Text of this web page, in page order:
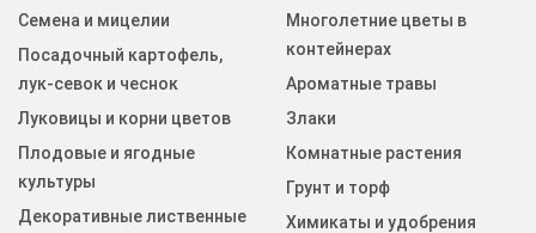
Семена и мицелии
Посадочный картофель,
лук-севок и чеснок
Луковицы и корни цветов
Плодовые и ягодные
культуры
Декоративные лиственные
Многолетние цветы в
контейнерах
Ароматные травы
Злаки
Комнатные растения
Грунт и торф
Химикаты и удобрения